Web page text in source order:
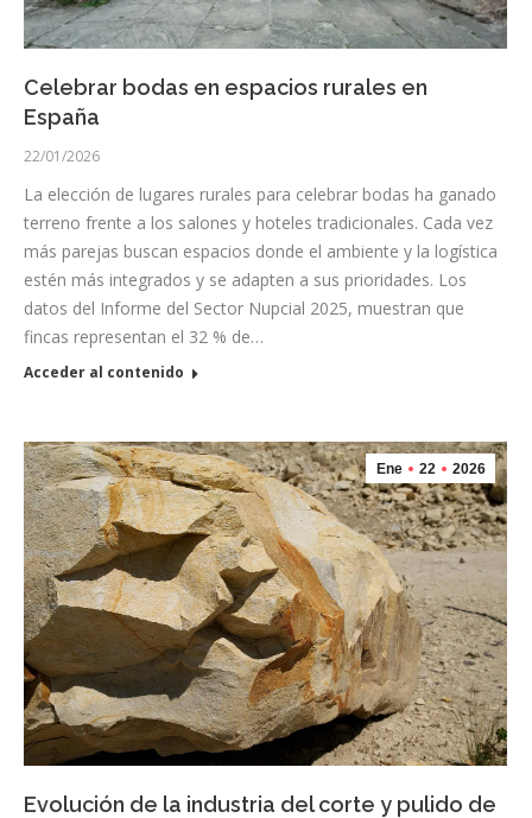
Celebrar bodas en espacios rurales en
España
22/01/2026
La elección de lugares rurales para celebrar bodas ha ganado
terreno frente a los salones y hoteles tradicionales. Cada vez
más parejas buscan espacios donde el ambiente y la logística
estén más integrados y se adapten a sus prioridades. Los
datos del Informe del Sector Nupcial 2025, muestran que
fincas representan el 32 % de…
Acceder al contenido
Ene 22 2026
Evolución de la industria del corte y pulido de